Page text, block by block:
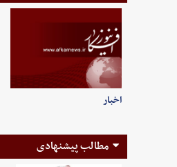
اخبار
مطالب پیشنهادی